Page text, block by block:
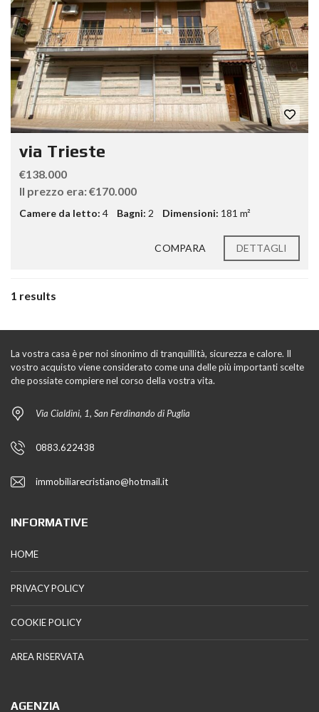
via Trieste
€138.000
Il prezzo era: €170.000
Camere da letto: 4 Bagni: 2 Dimensioni: 181 m²
COMPARA DETTAGLI
1 results
La vostra casa è per noi sinonimo di tranquillità, sicurezza e calore. Il
vostro acquisto viene considerato come una delle più importanti scelte
che possiate compiere nel corso della vostra vita.
Via Cialdini, 1, San Ferdinando di Puglia
0883.622438
immobiliarecristiano@hotmail.it
INFORMATIVE
HOME
PRIVACY POLICY
COOKIE POLICY
AREA RISERVATA
AGENZIA